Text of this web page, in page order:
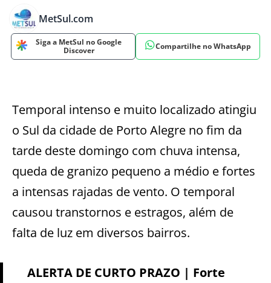
MetSul.com
Siga a MetSul no Google
Discover
Compartilhe no WhatsApp
Temporal intenso e muito localizado atingiu
o Sul da cidade de Porto Alegre no fim da
tarde deste domingo com chuva intensa,
queda de granizo pequeno a médio e fortes
a intensas rajadas de vento. O temporal
causou transtornos e estragos, além de
falta de luz em diversos bairros.
ALERTA DE CURTO PRAZO | Forte